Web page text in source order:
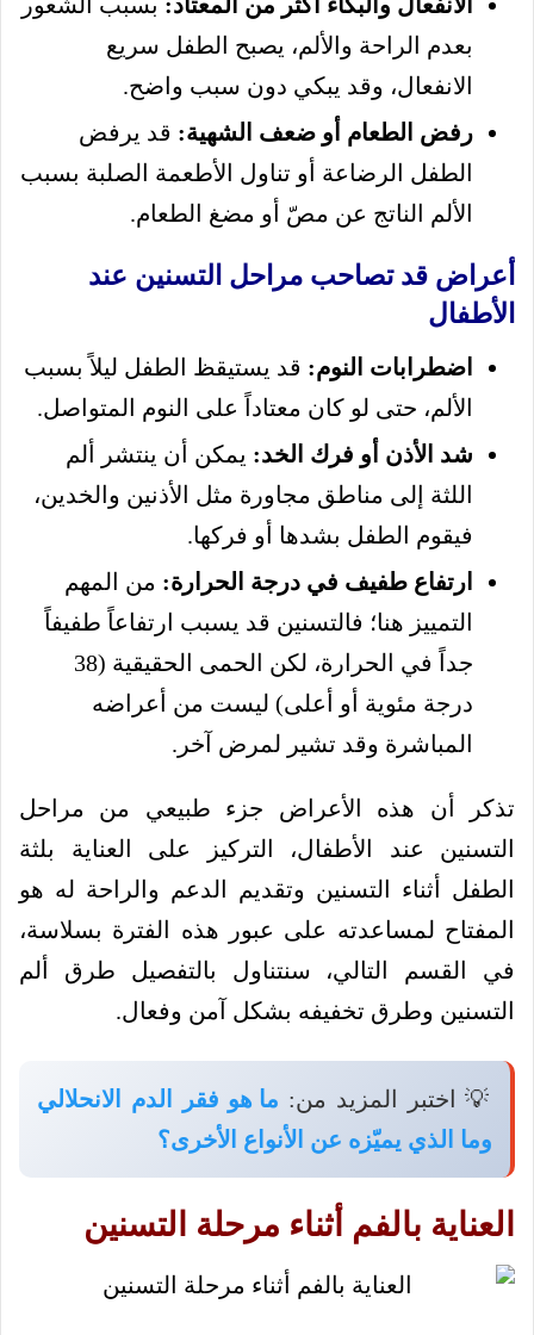
بعدم الراحة والألم، يصبح الطفل سريع
الانفعال، وقد يبكي دون سبب واضح.
رفض الطعام أو ضعف الشهية: قد يرفض
الطفل الرضاعة أو تناول الأطعمة الصلبة بسبب
الألم الناتج عن مصّ أو مضغ الطعام.
أعراض قد تصاحب مراحل التسنين عند
الأطفال
اضطرابات النوم: قد يستيقظ الطفل ليلاً بسبب
الألم، حتى لو كان معتاداً على النوم المتواصل.
شد الأذن أو فرك الخد: يمكن أن ينتشر ألم
اللثة إلى مناطق مجاورة مثل الأذنين والخدين،
فيقوم الطفل بشدها أو فركها.
ارتفاع طفيف في درجة الحرارة: من المهم
التمييز هنا؛ فالتسنين قد يسبب ارتفاعاً طفيفاً
جداً في الحرارة، لكن الحمى الحقيقية (38
درجة مئوية أو أعلى) ليست من أعراضه
المباشرة وقد تشير لمرض آخر.
تذكر أن هذه الأعراض جزء طبيعي من مراحل
التسنين عند الأطفال، التركيز على العناية بلثة
الطفل أثناء التسنين وتقديم الدعم والراحة له هو
المفتاح لمساعدته على عبور هذه الفترة بسلاسة،
في القسم التالي، سنتناول بالتفصيل طرق ألم
التسنين وطرق تخفيفه بشكل آمن وفعال.
💡 اختبر المزيد من: ما هو فقر الدم الانحلالي
وما الذي يميّزه عن الأنواع الأخرى؟
العناية بالفم أثناء مرحلة التسنين